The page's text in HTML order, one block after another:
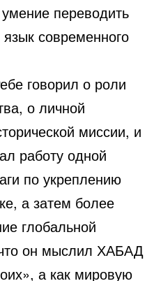
переводить
современного
говорил о роли
о личной
миссии, и
работу одной
по укреплению
а затем более
глобальной
он мыслил ХАБАД
а как мировую